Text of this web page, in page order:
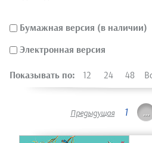
Бумажная версия (в наличии)
Электронная версия
Показывать по: 12 24 48
Предыдущая 1 …